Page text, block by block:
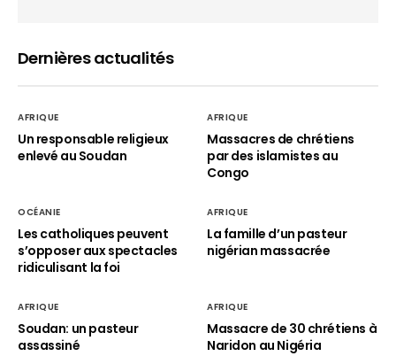
Dernières actualités
AFRIQUE
Un responsable religieux
enlevé au Soudan
AFRIQUE
Massacres de chrétiens
par des islamistes au
Congo
OCÉANIE
Les catholiques peuvent
s’opposer aux spectacles
ridiculisant la foi
AFRIQUE
La famille d’un pasteur
nigérian massacrée
AFRIQUE
Soudan: un pasteur
assassiné
AFRIQUE
Massacre de 30 chrétiens à
Naridon au Nigéria